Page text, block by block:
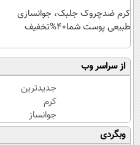
کرم ضدچروک جلبک، جوانسازی
طبیعی پوست شما40%تخفیف
از سراسر وب
جدیدترین
کرم
جوانساز
حاوی
وبگردی